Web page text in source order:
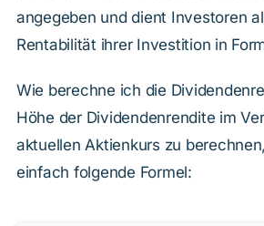
angegeben und dient Investoren
Rentabilität ihrer Investition in
Wie berechne ich die
Höhe der Dividendenrendite im
aktuellen Aktienkurs zu
einfach folgende Formel: